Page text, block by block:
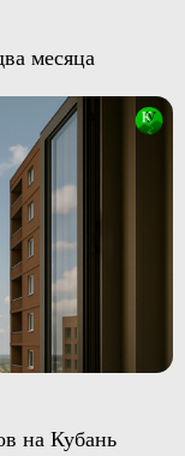
месяца
на Кубань